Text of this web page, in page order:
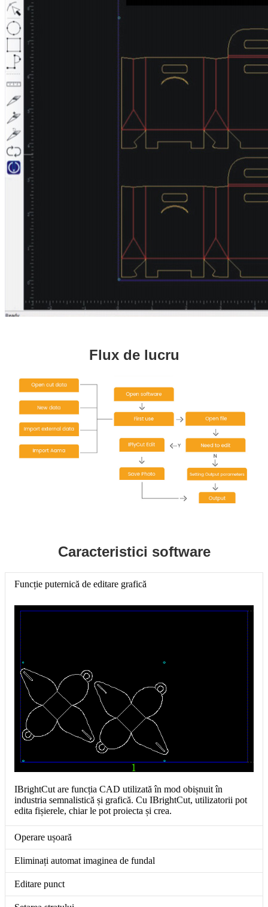
Flux de lucru
Caracteristici software
Funcție puternică de editare grafică
IBrightCut are funcția CAD utilizată în mod obișnuit în
industria semnalistică și grafică. Cu IBrightCut, utilizatorii pot
edita fișierele, chiar le pot proiecta și crea.
Operare ușoară
Eliminați automat imaginea de fundal
Editare punct